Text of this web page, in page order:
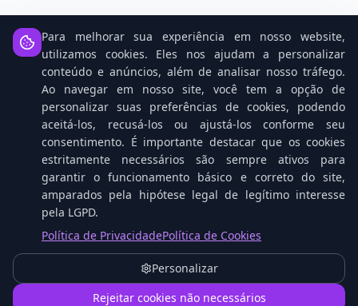
Notícias Relacionadas
Tablets Cresceram: A Nova Geração que Desafia
os Notebooks no Trabalho
1
Para melhorar sua experiência em nosso website,
utilizamos cookies. Eles nos ajudam a personalizar
conteúdo e anúncios, além de analisar nosso tráfego.
Ao navegar em nosso site, você tem a opção de
personalizar suas preferências de cookies, podendo
aceitá-los, recusá-los ou ajustá-los conforme seu
consentimento. É importante destacar que os cookies
estritamente necessários são sempre ativos para
garantir o funcionamento básico e correto do site,
amparados pela hipótese legal de legítimo interesse
pela LGPD.
Política de PrivacidadePolítica de Cookies
Personalizar
Rejeitar cookies não necessários